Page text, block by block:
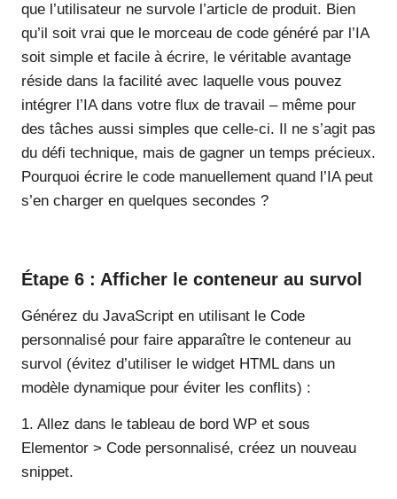
que l’utilisateur ne survole l’article de produit. Bien
qu’il soit vrai que le morceau de code généré par l’IA
soit simple et facile à écrire, le véritable avantage
réside dans la facilité avec laquelle vous pouvez
intégrer l’IA dans votre flux de travail – même pour
des tâches aussi simples que celle-ci. Il ne s’agit pas
du défi technique, mais de gagner un temps précieux.
Pourquoi écrire le code manuellement quand l’IA peut
s’en charger en quelques secondes ?
Étape 6 : Afficher le conteneur au survol
Générez du JavaScript en utilisant le Code
personnalisé pour faire apparaître le conteneur au
survol (évitez d’utiliser le widget HTML dans un
modèle dynamique pour éviter les conflits) :
1. Allez dans le tableau de bord WP et sous
Elementor > Code personnalisé, créez un nouveau
snippet.